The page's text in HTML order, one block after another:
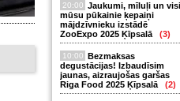
20:00 Jaukumi, mīluļi un visi
mūsu pūkainie ķepaiņi
mājdzīvnieku izstādē
ZooExpo 2025 Ķīpsalā
(3)
10:00 Bezmaksas
degustācijas! Izbaudīsim
jaunas, aizraujošas garšas
Riga Food 2025 Ķīpsalā
(2)